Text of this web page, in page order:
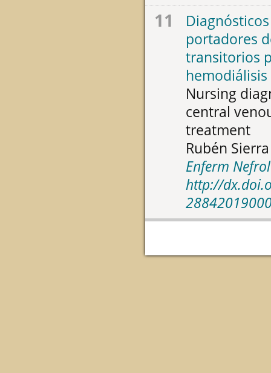
11
portadores
transitorios
hemodiálisis
Nursing
central
treatment
Rubén
Enferm
http://